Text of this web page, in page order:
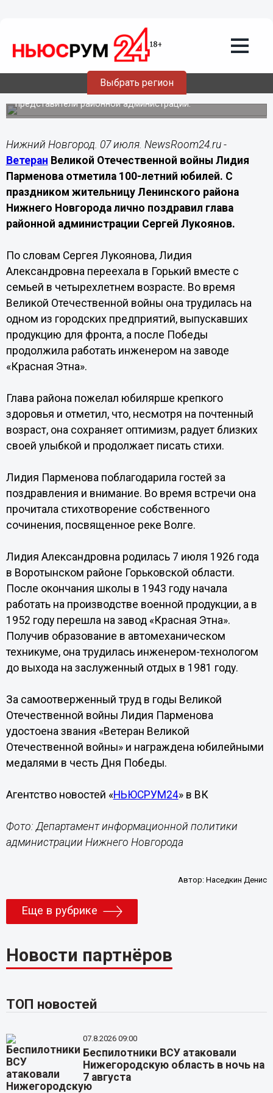
Выбрать регион
Ветеран Великой Отечественной
войны Лидия Парменова отметила
С вековым юбилеем жительницу Ленинского района
Нижнего Новгорода поздравили родные и
представители районной администрации.
Нижний Новгород. 07 июля. NewsRoom24.ru -
Ветеран Великой Отечественной войны Лидия
Парменова отметила 100-летний юбилей. С
праздником жительницу Ленинского района
Нижнего Новгорода лично поздравил глава
районной администрации Сергей Лукоянов.
По словам Сергея Лукоянова, Лидия
Александровна переехала в Горький вместе с
семьей в четырехлетнем возрасте. Во время
Великой Отечественной войны она трудилась на
одном из городских предприятий, выпускавших
продукцию для фронта, а после Победы
продолжила работать инженером на заводе
«Красная Этна».
Глава района пожелал юбилярше крепкого
здоровья и отметил, что, несмотря на почтенный
возраст, она сохраняет оптимизм, радует близких
своей улыбкой и продолжает писать стихи.
Лидия Парменова поблагодарила гостей за
поздравления и внимание. Во время встречи она
прочитала стихотворение собственного
сочинения, посвященное реке Волге.
Лидия Александровна родилась 7 июля 1926 года
в Воротынском районе Горьковской области.
После окончания школы в 1943 году начала
работать на производстве военной продукции, а в
1952 году перешла на завод «Красная Этна».
Получив образование в автомеханическом
техникуме, она трудилась инженером-технологом
до выхода на заслуженный отдых в 1981 году.
За самоотверженный труд в годы Великой
Отечественной войны Лидия Парменова
удостоена звания «Ветеран Великой
Отечественной войны» и награждена юбилейными
медалями в честь Дня Победы.
Агентство новостей «НЬЮСРУМ24» в ВК
Фото: Департамент информационной политики
администрации Нижнего Новгорода
Автор:Наседкин Денис
Еще в рубрике
Новости партнёров
ТОП новостей
07.8.2026 09:00
Беспилотники ВСУ атаковали
Нижегородскую область в ночь на
7 августа